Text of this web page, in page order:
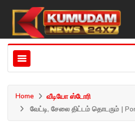
Home
வீடியோ ஸ்டோரி
வேட்டி, சேலை திட்டம் தொடரும் |